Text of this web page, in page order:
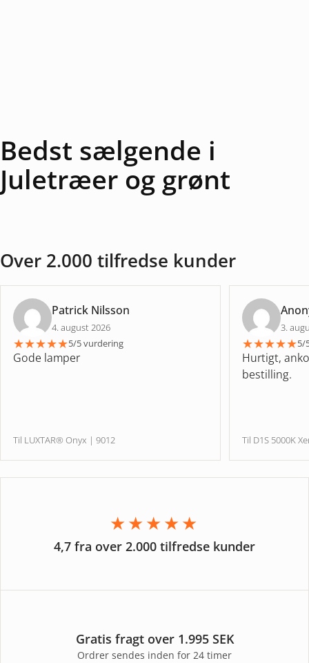
Bedst sælgende i
Juletræer og grønt
Over 2.000 tilfredse kunder
Patrick Nilsson
4. august 2026
★★★★★5/5 vurdering
Gode lamper
Til LUXTAR® Onyx | 9012
3.
★★★★★5/
Hurtigt,
bestilling.
Til D1S 5000K
★★★★★
4,7 fra over 2.000 tilfredse kunder
Gratis fragt over 1.995 SEK
Ordrer sendes inden for 24 timer